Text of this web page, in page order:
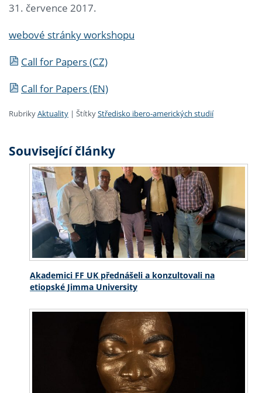
31. července 2017.
webové stránky workshopu
Call for Papers (CZ)
Call for Papers (EN)
RubrikyAktuality | ŠtítkyStředisko ibero-amerických studií
Související články
Akademici FF UK přednášeli a konzultovali na
etiopské Jimma University